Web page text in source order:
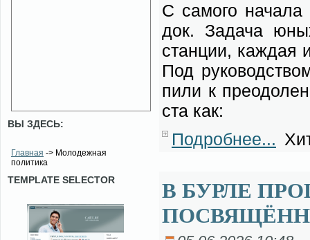
ВЫ ЗДЕСЬ:
Главная -> Молодежная
политика
TEMPLATE SELECTOR
С са­мо­го на­ча­ла
док. За­да­ча
стан­ции, каж­дая
Под
пи­ли к
ста как:
Подробнее...
В БУРЛЕ